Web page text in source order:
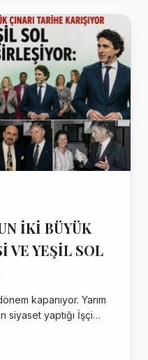
İKİ BÜYÜK
VE YEŞİL SOL
kapanıyor. Yarım
siyaset yaptığı İşçi…